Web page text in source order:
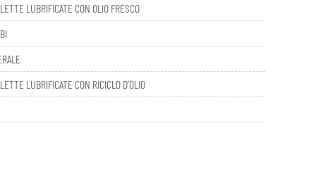
LUBRIFICATE CON OLIO FRESCO
LUBRIFICATE CON RICICLO D’OLIO